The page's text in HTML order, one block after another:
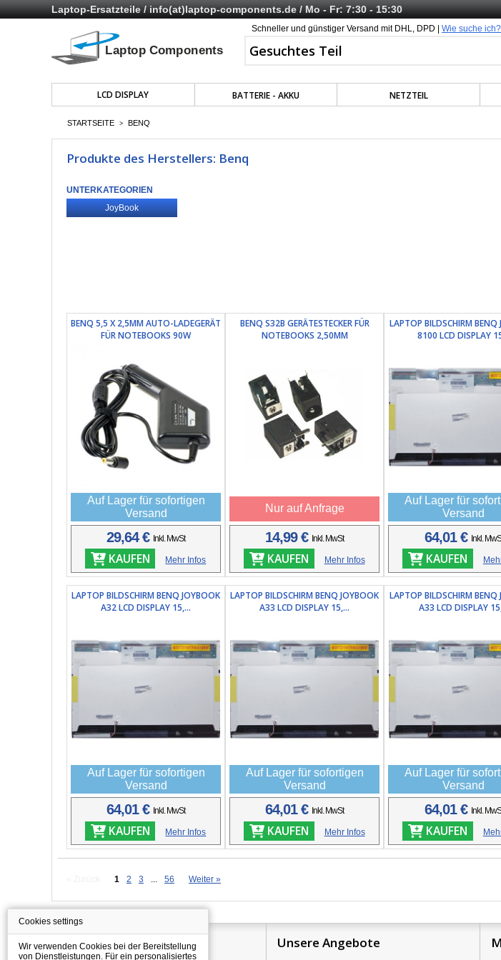
Laptop-Ersatzteile /info(at)laptop-components.de/ Mo - Fr: 7:30 - 15:30
Schneller und günstiger Versand mit DHL, DPD | Wie suche ich?
LCD DISPLAY BATTERIE - AKKU NETZTEIL
STARTSEITE > BENQ
Produkte des Herstellers: Benq
UNTERKATEGORIEN
JoyBook
BENQ 5,5 X 2,5MM AUTO-LADEGERÄT
FÜR NOTEBOOKS 90W
Auf Lager für sofortigen
Versand
29,64 € Inkl. MwSt
KAUFEN Mehr Infos
BENQ S32B GERÄTESTECKER FÜR
NOTEBOOKS 2,50MM
Nur auf Anfrage
14,99 € Inkl. MwSt
KAUFEN Mehr Infos
LAPTOP BILDSCHIRM BENQ
8100 LCD DISPLAY
Auf Lager für
Versand
64,01 € Inkl.
KAUFEN
LAPTOP BILDSCHIRM BENQ JOYBOOK
A32 LCD DISPLAY 15,...
Auf Lager für sofortigen
Versand
64,01 € Inkl. MwSt
KAUFEN Mehr Infos
LAPTOP BILDSCHIRM BENQ JOYBOOK
A33 LCD DISPLAY 15,...
Auf Lager für sofortigen
Versand
64,01 € Inkl. MwSt
KAUFEN Mehr Infos
LAPTOP BILDSCHIRM BENQ
A33 LCD DISPLAY
Auf Lager für
Versand
64,01 € Inkl.
KAUFEN
1 2 3 56 Weiter »
Information Unsere Angebote
Cookies settings
Wir verwenden Cookies bei der Bereitstellung
von Dienstleistungen. Für ein personalisiertes